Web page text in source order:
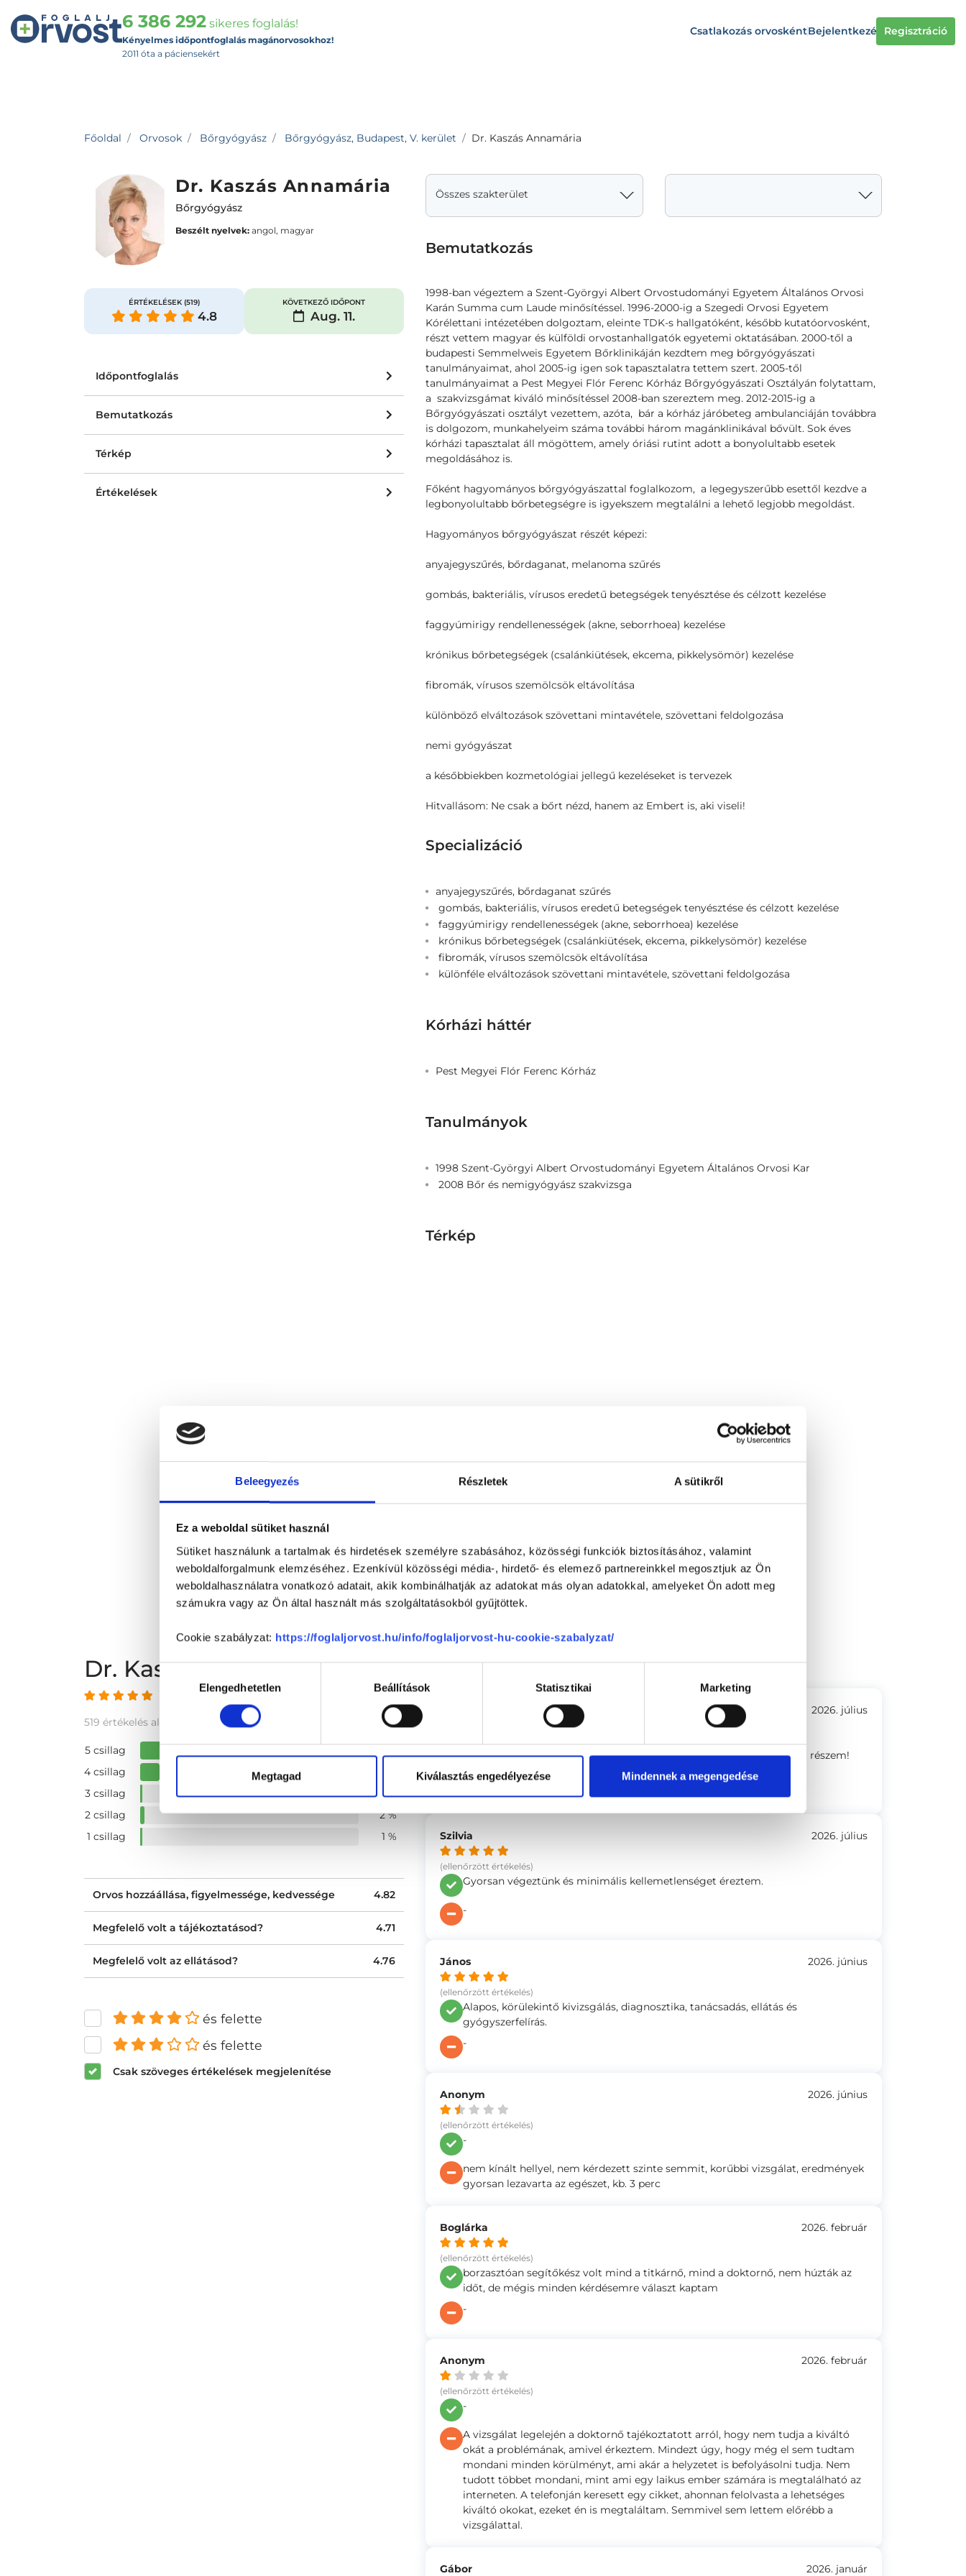
Beleegyezés Részletek A sütikről
Ez a weboldal sütiket használ
Sütiket használunk a tartalmak és hirdetések személyre szabásához, közösségi funkciók biztosításához, valamint
weboldalforgalmunk elemzéséhez. Ezenkívül közösségi média-, hirdető- és elemező partnereinkkel megosztjuk az Ön
weboldalhasználatra vonatkozó adatait, akik kombinálhatják az adatokat más olyan adatokkal, amelyeket Ön adott meg
számukra vagy az Ön által használt más szolgáltatásokból gyűjtöttek.
Cookie szabályzat: https://foglaljorvost.hu/info/foglaljorvost-hu-cookie-szabalyzat/
Hozzájárulás
kiválasztásaElengedhetetlen Beállítások Statisztikai Marketing
Megtagad Kiválasztás engedélyezése Mindennek a megengedése
6 386 292 sikeres foglalás!
Kényelmes időpontfoglalás magánorvosokhoz!
2011 óta a páciensekért
Csatlakozás orvoskéntBejelentkezés Regisztráció
Főoldal Orvosok Bőrgyógyász Bőrgyógyász, Budapest, V. kerület Dr. Kaszás Annamária
Dr. Kaszás Annamária
Bőrgyógyász
Beszélt nyelvek: angol, magyar
ÉRTÉKELÉSEK (519)
4.8
KÖVETKEZŐ IDŐPONT
Aug. 11.
Időpontfoglalás
Bemutatkozás
Térkép
Értékelések
Összes szakterület
Bemutatkozás
1998-ban végeztem a Szent-Györgyi Albert Orvostudományi Egyetem Általános Orvosi
Karán Summa cum Laude minősítéssel. 1996-2000-ig a Szegedi Orvosi Egyetem
Kórélettani intézetében dolgoztam, eleinte TDK-s hallgatóként, később kutatóorvosként,
részt vettem magyar és külföldi orvostanhallgatók egyetemi oktatásában. 2000-től a
budapesti Semmelweis Egyetem Bőrklinikáján kezdtem meg bőrgyógyászati
tanulmányaimat, ahol 2005-ig igen sok tapasztalatra tettem szert. 2005-től
tanulmányaimat a Pest Megyei Flór Ferenc Kórház Bőrgyógyászati Osztályán folytattam,
a szakvizsgámat kiváló minősítéssel 2008-ban szereztem meg. 2012-2015-ig a
Bőrgyógyászati osztályt vezettem, azóta, bár a kórház járóbeteg ambulanciáján továbbra
is dolgozom, munkahelyeim száma további három magánklinikával bővült. Sok éves
kórházi tapasztalat áll mögöttem, amely óriási rutint adott a bonyolultabb esetek
megoldásához is.
Főként hagyományos bőrgyógyászattal foglalkozom, a legegyszerűbb esettől kezdve a
legbonyolultabb bőrbetegségre is igyekszem megtalálni a lehető legjobb megoldást.
Hagyományos bőrgyógyászat részét képezi:
anyajegyszűrés, bőrdaganat, melanoma szűrés
gombás, bakteriális, vírusos eredetű betegségek tenyésztése és célzott kezelése
faggyúmirigy rendellenességek (akne, seborrhoea) kezelése
krónikus bőrbetegségek (csalánkiütések, ekcema, pikkelysömör) kezelése
fibromák, vírusos szemölcsök eltávolítása
különböző elváltozások szövettani mintavétele, szövettani feldolgozása
nemi gyógyászat
a későbbiekben kozmetológiai jellegű kezeléseket is tervezek
Hitvallásom: Ne csak a bőrt nézd, hanem az Embert is, aki viseli!
Specializáció
anyajegyszűrés, bőrdaganat szűrés
gombás, bakteriális, vírusos eredetű betegségek tenyésztése és célzott kezelése
faggyúmirigy rendellenességek (akne, seborrhoea) kezelése
krónikus bőrbetegségek (csalánkiütések, ekcema, pikkelysömör) kezelése
fibromák, vírusos szemölcsök eltávolítása
különféle elváltozások szövettani mintavétele, szövettani feldolgozása
Kórházi háttér
Pest Megyei Flór Ferenc Kórház
Tanulmányok
1998 Szent-Györgyi Albert Orvostudományi Egyetem Általános Orvosi Kar
2008 Bőr és nemigyógyász szakvizsga
Térkép
1 / 2
Darvas-Esztétika Anti-aging és Bőrgyógyászati Centrum
1111
Budapest, XI. kerület Egry József utca 15. Fsz. 1. Kapucsengő: 11
Dr. Kaszás Annamária vélemények
4.78 az 5-ből
519 értékelés alapján
5 csillag
4 csillag
3 csillag
1 %
2 csillag
2 %
1 csillag
1 %
Orvos hozzáállása, figyelmessége, kedvessége 4.82
Megfelelő volt a tájékoztatásod? 4.71
Megfelelő volt az ellátásod? 4.76
és felette
és felette
Csak szöveges értékelések megjelenítése
2026. július
A doktornő kedves, barátságos. Odafigyelő, szakszerű ellátásban volt részem!
-
Szilvia
(ellenőrzött értékelés)
2026. július
Gyorsan végeztünk és minimális kellemetlenséget éreztem.
-
János
(ellenőrzött értékelés)
2026. június
Alapos, körülekintő kivizsgálás, diagnosztika, tanácsadás, ellátás és
gyógyszerfelírás.
-
Anonym
(ellenőrzött értékelés)
2026. június
-
nem kínált hellyel, nem kérdezett szinte semmit, korűbbi vizsgálat, eredmények
gyorsan lezavarta az egészet, kb. 3 perc
Boglárka
(ellenőrzött értékelés)
2026. február
borzasztóan segítőkész volt mind a titkárnő, mind a doktornő, nem húzták az
időt, de mégis minden kérdésemre választ kaptam
-
Anonym
(ellenőrzött értékelés)
2026. február
-
A vizsgálat legelején a doktornő tajékoztatott arról, hogy nem tudja a kiváltó
okát a problémának, amivel érkeztem. Mindezt úgy, hogy még el sem tudtam
mondani minden körülményt, ami akár a helyzetet is befolyásolni tudja. Nem
tudott többet mondani, mint ami egy laikus ember számára is megtalálható az
interneten. A telefonján keresett egy cikket, ahonnan felolvasta a lehetséges
kiváltó okokat, ezeket én is megtaláltam. Semmivel sem lettem előrébb a
vizsgálattal.
Gábor 2026. január